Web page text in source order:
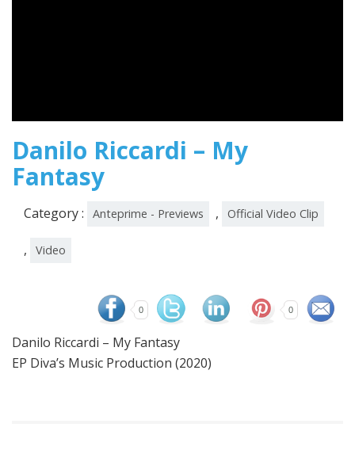
Danilo Riccardi – My
Fantasy
Category : Anteprime - Previews , Official Video Clip
, Video
0 0
Danilo Riccardi – My Fantasy
EP Diva’s Music Production (2020)